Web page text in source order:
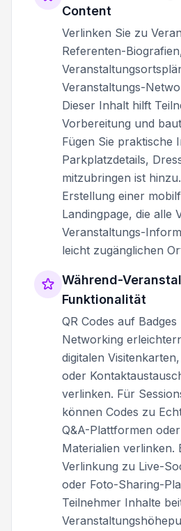
Content
Verlinken Sie zu
Referenten-
Veranstaltungs-
Dieser Inhalt hilft
Vorbereitung und
Fügen Sie praktische
Parkplatzdetails,
mitzubringen ist
Erstellung einer
Landingpage, die alle
Veranstaltungs-
leicht zugänglichen
Während-
Funktionalität
QR Codes auf
Networking
digitalen
oder
verlinken. Für
können Codes zu
Q&A-Plattformen
Materialien verlinken.
Verlinkung zu Live-
oder Foto-Sharing-
Teilnehmer Inhalte